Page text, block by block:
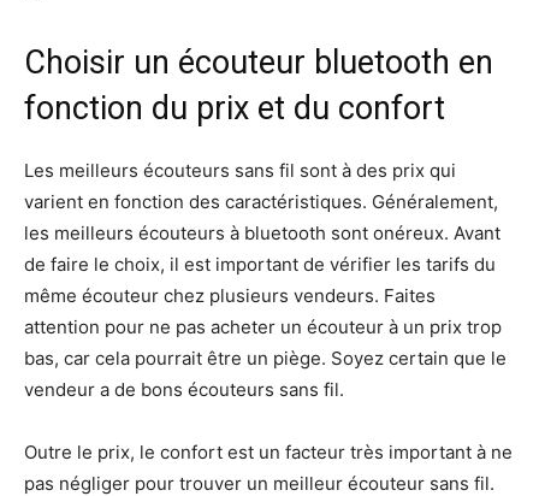
Choisir un écouteur bluetooth en
fonction du prix et du confort
Les meilleurs écouteurs sans fil sont à des prix qui
varient en fonction des caractéristiques. Généralement,
les meilleurs écouteurs à bluetooth sont onéreux. Avant
de faire le choix, il est important de vérifier les tarifs du
même écouteur chez plusieurs vendeurs. Faites
attention pour ne pas acheter un écouteur à un prix trop
bas, car cela pourrait être un piège. Soyez certain que le
vendeur a de bons écouteurs sans fil.
Outre le prix, le confort est un facteur très important à ne
pas négliger pour trouver un meilleur écouteur sans fil.